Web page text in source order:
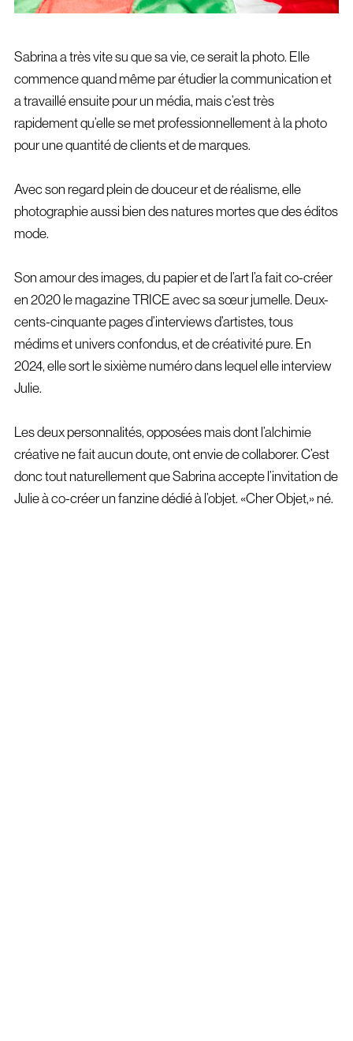
Sabrina a très vite su que sa vie, ce serait la photo. Elle
commence quand même par étudier la communication et
a travaillé ensuite pour un média, mais c’est très
rapidement qu’elle se met professionnellement à la photo
pour une quantité de clients et de marques.
Avec son regard plein de douceur et de réalisme, elle
photographie aussi bien des natures mortes que des éditos
mode.
Son amour des images, du papier et de l’art l’a fait co-créer
en 2020 le magazine TRICE avec sa sœur jumelle. Deux-
cents-cinquante pages d’interviews d’artistes, tous
médims et univers confondus, et de créativité pure. En
2024, elle sort le sixième numéro dans lequel elle interview
Julie.
Les deux personnalités, opposées mais dont l’alchimie
créative ne fait aucun doute, ont envie de collaborer. C’est
donc tout naturellement que Sabrina accepte l’invitation de
Julie à co-créer un fanzine dédié à l’objet. «Cher Objet,» né.